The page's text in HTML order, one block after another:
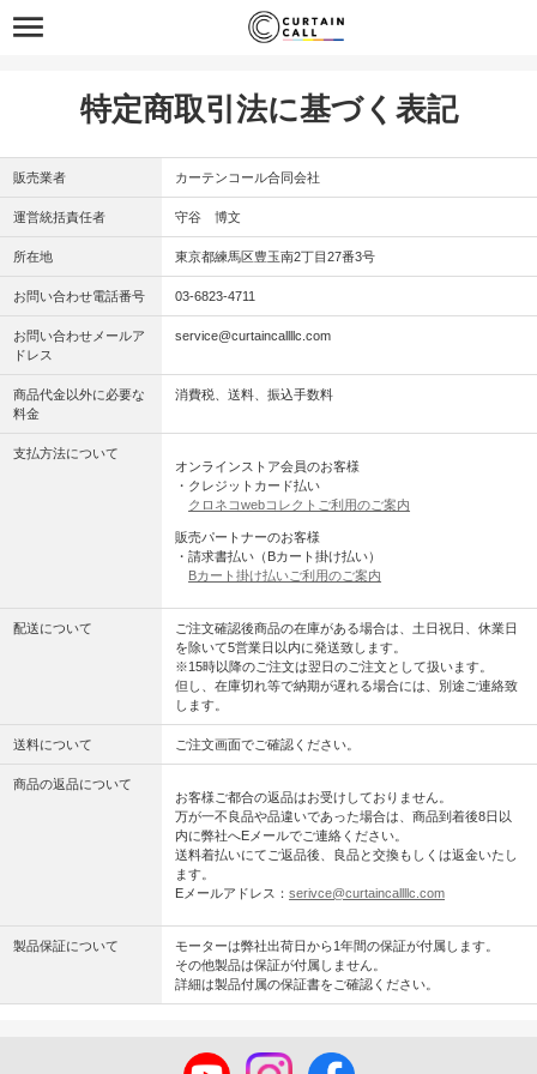
特定商取引法に基づく表記
販売業者 カーテンコール合同会社
運営統括責任者 守谷 博文
所在地 東京都練馬区豊玉南2丁目27番3号
お問い合わせ電話番号 03-6823-4711
お問い合わせメールア
ドレス
service@curtaincallllc.com
商品代金以外に必要な
料金
消費税、送料、振込手数料
支払方法について
オンラインストア会員のお客様
・クレジットカード払い
クロネコwebコレクトご利用のご案内
販売パートナーのお客様
・請求書払い（Bカート掛け払い）
Bカート掛け払いご利用のご案内
配送について
ご注文確認後商品の在庫がある場合は、土日祝日、休業日
を除いて5営業日以内に発送致します。
※15時以降のご注文は翌日のご注文として扱います。
但し、在庫切れ等で納期が遅れる場合には、別途ご連絡致
します。
送料について ご注文画面でご確認ください。
商品の返品について
お客様ご都合の返品はお受けしておりません。
万が一不良品や品違いであった場合は、商品到着後8日以
内に弊社へEメールでご連絡ください。
送料着払いにてご返品後、良品と交換もしくは返金いたし
ます。
Eメールアドレス：serivce@curtaincallllc.com
製品保証について
モーターは弊社出荷日から1年間の保証が付属します。
その他製品は保証が付属しません。
詳細は製品付属の保証書をご確認ください。